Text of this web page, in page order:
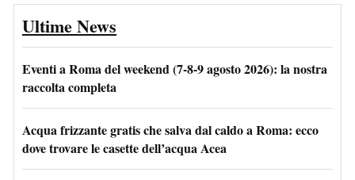
Ultime News
Eventi a Roma del weekend (7-8-9 agosto 2026): la nostra
raccolta completa
Acqua frizzante gratis che salva dal caldo a Roma: ecco
dove trovare le casette dell’acqua Acea